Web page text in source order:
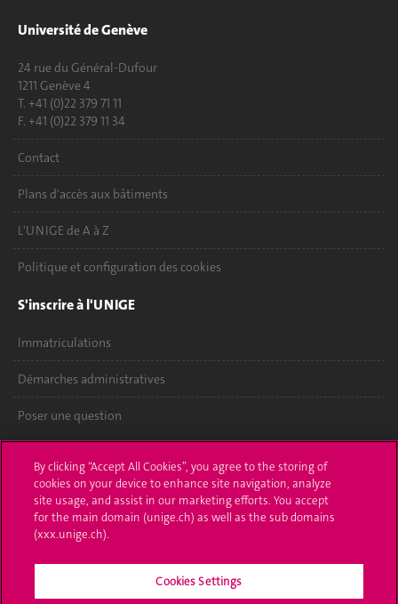
Université de Genève
24 rue du Général-Dufour
1211 Genève 4
T. +41 (0)22 379 71 11
F. +41 (0)22 379 11 34
Contact
Plans d'accès aux bâtiments
L'UNIGE de A à Z
Politique et configuration des cookies
S'inscrire à l'UNIGE
Immatriculations
Démarches administratives
Poser une question
UNIGE Mobile
Médias
Offres d'emploi
Bibliothèque
By clicking “Accept All Cookies”, you agree to the storing of
cookies on your device to enhance site navigation, analyze
site usage, and assist in our marketing efforts. You accept
for the main domain (unige.ch) as well as the sub domains
(xxx.unige.ch).
Cookies Settings